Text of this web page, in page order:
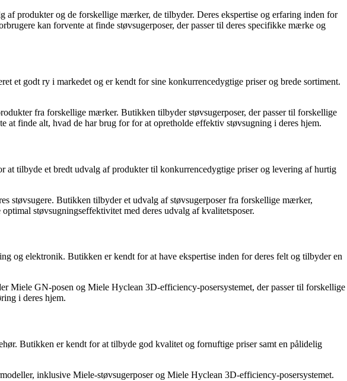
af produkter og de forskellige mærker, de tilbyder. Deres ekspertise og erfaring inden for
kan forvente at finde støvsugerposer, der passer til deres specifikke mærke og
et godt ry i markedet og er kendt for sine konkurrencedygtige priser og brede sortiment.
fra forskellige mærker. Butikken tilbyder støvsugerposer, der passer til forskellige
finde alt, hvad de har brug for for at opretholde effektiv støvsugning i deres hjem.
tilbyde et bredt udvalg af produkter til konkurrencedygtige priser og levering af hurtig
støvsugere. Butikken tilbyder et udvalg af støvsugerposer fra forskellige mærker,
støvsugningseffektivitet med deres udvalg af kvalitetsposer.
og elektronik. Butikken er kendt for at have ekspertise inden for deres felt og tilbyder en
Miele GN-posen og Miele Hyclean 3D-efficiency-posersystemet, der passer til forskellige
i deres hjem.
Butikken er kendt for at tilbyde god kvalitet og fornuftige priser samt en pålidelig
inklusive Miele-støvsugerposer og Miele Hyclean 3D-efficiency-posersystemet.